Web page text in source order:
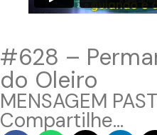
#628 –
do Oleiro
MENSAGEM
Compartilhe...